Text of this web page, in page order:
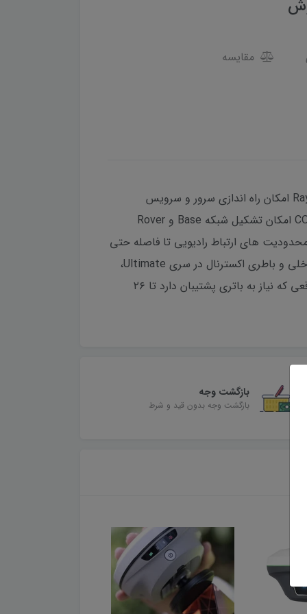
مقایسه
این گیرنده دارای مودم ۴,۵G / LTE داخلی با قابلیت دریافت و ارسال است که می تواند با اتصال به سامانه RayCaster امکان راه اندازی سرور و سرویس
اختصاصی RTK محلی از طریق ماژول سیم کارت و پروتکل NTRIP را فراهم نموده و با عملکرد به عنوان ایستگاه CORS امکان تشکیل شبکه Base و Rover
های ارتباط رادیویی تا فاصله حتی
بیش از ۱۰۰ کیلومتری از ایستگاه بیس، تعیین موقعیت RTK انجام داد. طراحی خلاقانه پشتیبانی همزمان از باطری داخلی و باطری اکسترنال در سری Ultimate،
موجب شده تا کاربر در عین حال که لذت کار با یک دستگاه کوچک و سبک را تا ۱۶ ساعت تجربه میکند، بتواند در مواقعی که نیاز به باتری پشتیبان دارد تا ۲۶
بازگشت وجه
بازگشت وجه بدون قید و شرط